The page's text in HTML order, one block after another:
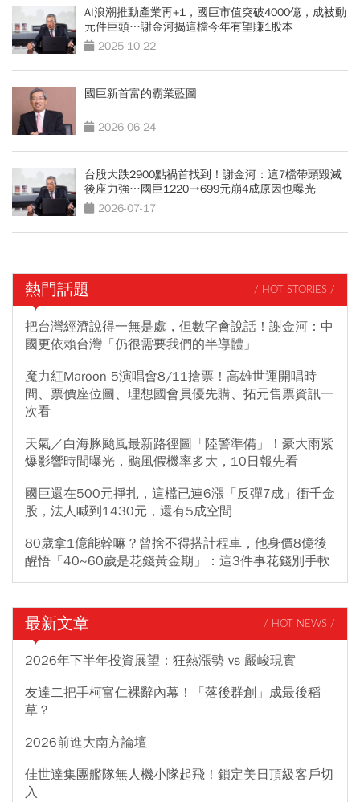
AI浪潮推動產業再+1，國巨市值突破4000億，成被動
元件巨頭…謝金河揭這檔今年有望賺1股本
2025-10-22
國巨新首富的霸業藍圖
2026-06-24
台股大跌2900點禍首找到！謝金河：這7檔帶頭毀滅
後座力強…國巨1220→699元崩4成原因也曝光
2026-07-17
熱門話題 / HOT STORIES /
把台灣經濟說得一無是處，但數字會說話！謝金河：中
國更依賴台灣「仍很需要我們的半導體」
魔力紅Maroon 5演唱會8/11搶票！高雄世運開唱時
間、票價座位圖、理想國會員優先購、拓元售票資訊一
次看
天氣／白海豚颱風最新路徑圖「陸警準備」！豪大雨紫
爆影響時間曝光，颱風假機率多大，10日報先看
國巨還在500元掙扎，這檔已連6漲「反彈7成」衝千金
股，法人喊到1430元，還有5成空間
80歲拿1億能幹嘛？曾捨不得搭計程車，他身價8億後
醒悟「40~60歲是花錢黃金期」：這3件事花錢別手軟
最新文章 / HOT NEWS /
2026年下半年投資展望：狂熱漲勢 vs 嚴峻現實
友達二把手柯富仁裸辭內幕！「落後群創」成最後稻
草？
2026前進大南方論壇
佳世達集團艦隊無人機小隊起飛！鎖定美日頂級客戶切
入